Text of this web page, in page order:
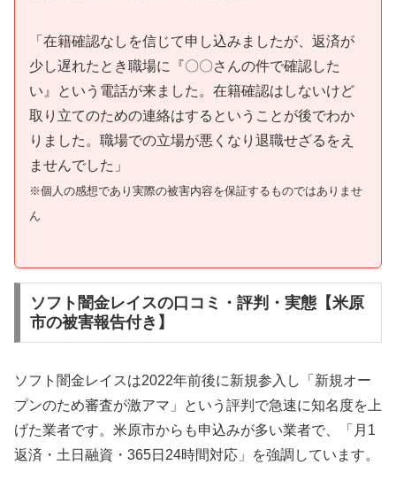
「在籍確認なしを信じて申し込みましたが、返済が
少し遅れたとき職場に『〇〇さんの件で確認した
い』という電話が来ました。在籍確認はしないけど
取り立てのための連絡はするということが後でわか
りました。職場での立場が悪くなり退職せざるをえ
ませんでした」
※個人の感想であり実際の被害内容を保証するものではありませ
ん
ソフト闇金レイスの口コミ・評判・実態【米原
市の被害報告付き】
ソフト闇金レイスは2022年前後に新規参入し「新規オー
プンのため審査が激アマ」という評判で急速に知名度を上
げた業者です。米原市からも申込みが多い業者で、「月1
返済・土日融資・365日24時間対応」を強調しています。